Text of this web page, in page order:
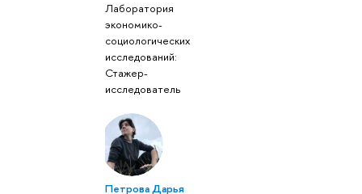
Лаборатория
экономико-
социологических
исследований:
Стажер-
исследователь
Петрова Дарья